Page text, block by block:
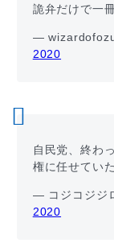
詭弁だけで一
—
2020
自民党、終わ
権に任せてい
— コジコジジ
2020